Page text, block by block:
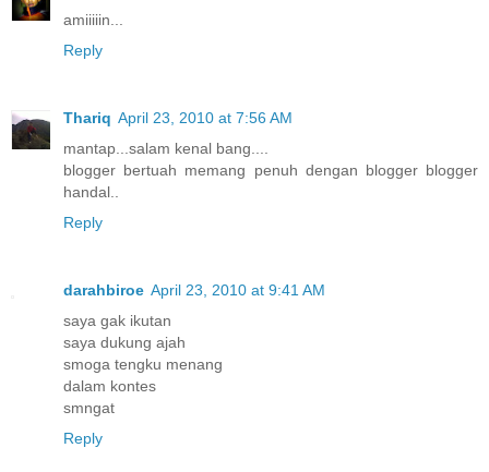
amiiiiin...
Reply
Thariq April 23, 2010 at 7:56 AM
mantap...salam kenal bang....
blogger bertuah memang penuh dengan blogger blogger
handal..
Reply
darahbiroe April 23, 2010 at 9:41 AM
saya gak ikutan
saya dukung ajah
smoga tengku menang
dalam kontes
smngat
Reply